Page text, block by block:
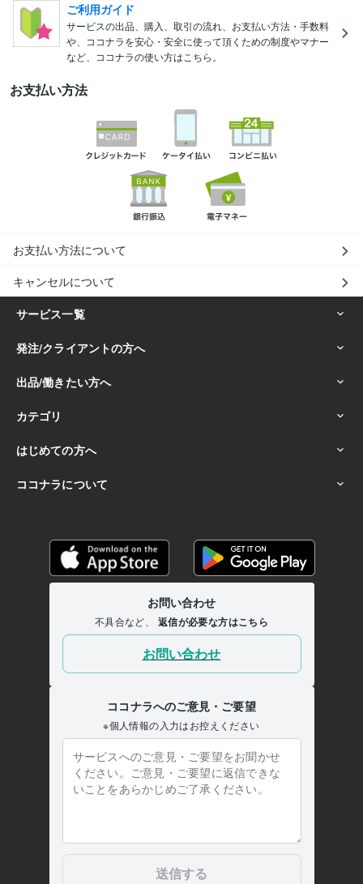
ご利用ガイド
サービスの出品、購入、取引の流れ、お支払い方法・手数料
や、ココナラを安心・安全に使って頂くための制度やマナー
など、ココナラの使い方はこちら。
お支払い方法
お支払い方法について
キャンセルについて